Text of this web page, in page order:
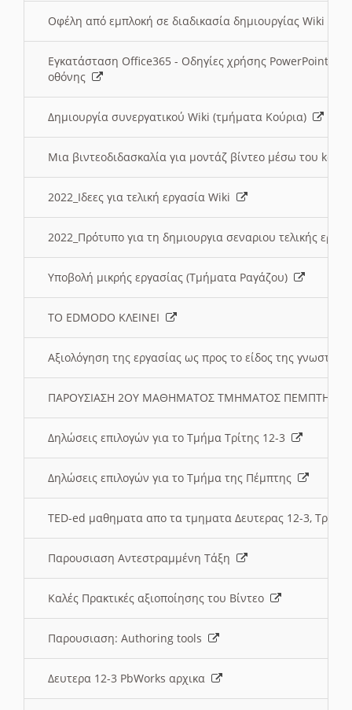
Οφέλη από εμπλοκή σε διαδικασία δημιουργίας Wiki
Εγκατάσταση Office365 - Οδηγίες χρήσης PowerPoint
οθόνης
Δημιουργία συνεργατικού Wiki (τμήματα Κούρια)
Μια βιντεοδιδασκαλία για μοντάζ βίντεο μέσω του
2022_Ιδεες για τελική εργασία Wiki
2022_Πρότυπο για τη δημιουργια σεναριου τελικής
Υποβολή μικρής εργασίας (Τμήματα Ραγάζου)
ΤΟ EDMODO ΚΛΕΙΝΕΙ
Αξιολόγηση της εργασίας ως προς το είδος της
ΠΑΡΟΥΣΙΑΣΗ 2ΟΥ ΜΑΘΗΜΑΤΟΣ ΤΜΗΜΑΤΟΣ
Δηλώσεις επιλογών για το Τμήμα Τρίτης 12-3
Δηλώσεις επιλογών για το Τμήμα της Πέμπτης
TED-ed μαθηματα απο τα τμηματα Δευτερας 12-3,
Παρουσιαση Αντεστραμμένη Τάξη
Καλές Πρακτικές αξιοποίησης του Βίντεο
Παρουσιαση: Authoring tools
Δευτερα 12-3 PbWorks αρχικα